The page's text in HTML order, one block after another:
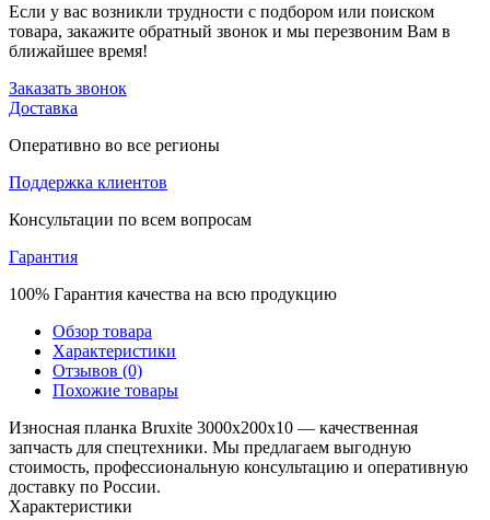
Если у вас возникли трудности с подбором или поиском
товара, закажите обратный звонок и мы перезвоним Вам в
ближайшее время!
Заказать звонок
Доставка
Оперативно во все регионы
Поддержка клиентов
Консультации по всем вопросам
Гарантия
100% Гарантия качества на всю продукцию
Обзор товара
Характеристики
Отзывов (0)
Похожие товары
Износная планка Bruxite 3000x200x10 — качественная
запчасть для спецтехники. Мы предлагаем выгодную
стоимость, профессиональную консультацию и оперативную
доставку по России.
Характеристики